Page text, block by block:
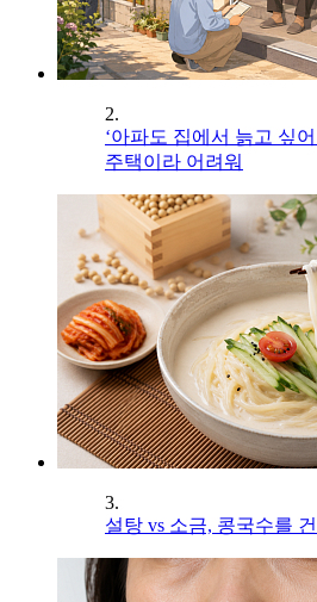
2.
‘아파도 집에서 늙고 싶
주택이라 어려워
3.
설탕 vs 소금, 콩국수를